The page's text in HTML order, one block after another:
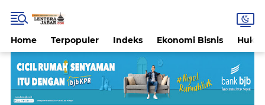
Home Terpopuler Indeks Ekonomi Bisnis